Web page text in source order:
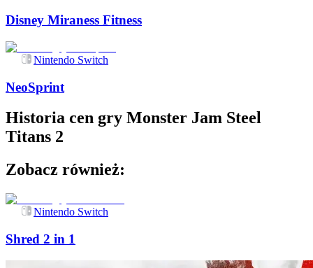
Disney Miraness Fitness
Nintendo Switch
NeoSprint
Historia cen gry Monster Jam Steel
Titans 2
Zobacz również:
Nintendo Switch
Shred 2 in 1